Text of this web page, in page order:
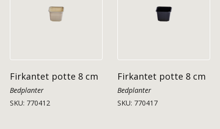
Firkantet potte 8 cm
Bedplanter
SKU: 770412
Firkantet potte 8 cm
Bedplanter
SKU: 770417